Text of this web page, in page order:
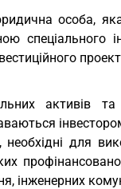
особа,
спеціального
активів
для
інженерних